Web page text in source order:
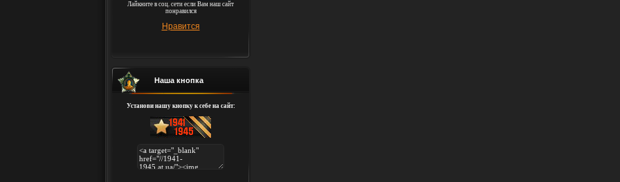
Лайкните в соц. сети если Вам наш сайт
понравился
Нравится
Наша кнопка
Установи нашу кнопку к себе на сайт: